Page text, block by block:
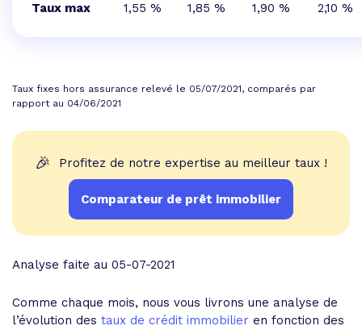
Taux max 1,55 % 1,85 % 1,90 % 2,10 %
Taux fixes hors assurance relevé le 05/07/2021, comparés par
rapport au 04/06/2021
🎉 Profitez de notre expertise au meilleur taux !
Comparateur de prêt immobilier
Analyse faite au 05-07-2021
Comme chaque mois, nous vous livrons une analyse de
l’évolution des taux de crédit immobilier en fonction des